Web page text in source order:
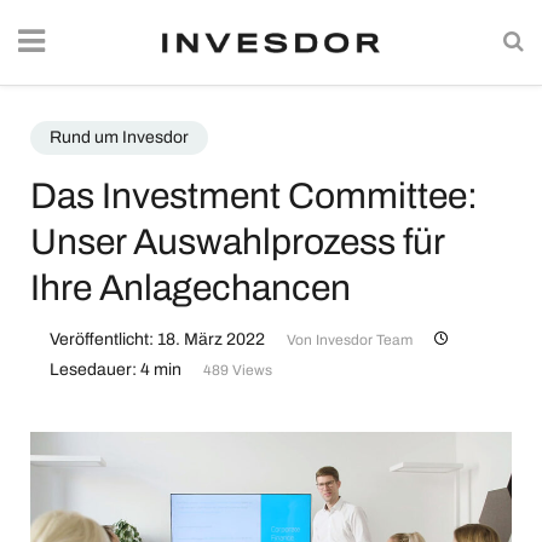
Rund um Invesdor
Das Investment Committee:
Unser Auswahlprozess für
Ihre Anlagechancen
Veröffentlicht: 18. März 2022 Von Invesdor Team
Lesedauer: 4 min 489 Views